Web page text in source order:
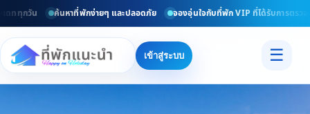
ททุกวัน ค้นหาที่พักง่ายๆ และปลอดภัย จองอุ่นใจกับที่พัก VIP ที่ได้รับการตรวจ
เข้าสู่ระบบ ☰